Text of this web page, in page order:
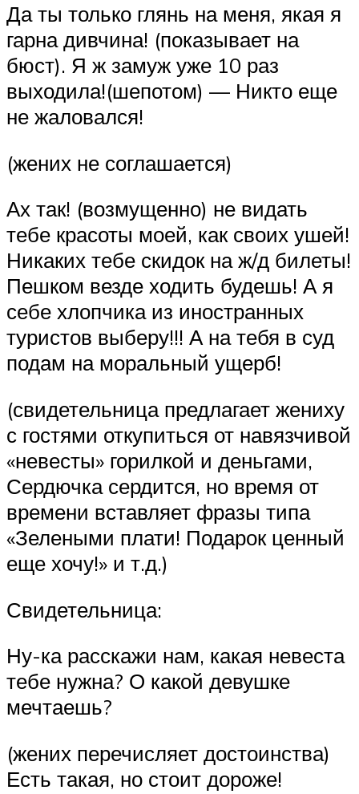
Да ты только глянь на меня, якая я
гарна дивчина! (показывает на
бюст). Я ж замуж уже 10 раз
выходила!(шепотом) — Никто еще
не жаловался!
(жених не соглашается)
Ах так! (возмущенно) не видать
тебе красоты моей, как своих ушей!
Никаких тебе скидок на ж/д билеты!
Пешком везде ходить будешь! А я
себе хлопчика из иностранных
туристов выберу!!! А на тебя в суд
подам на моральный ущерб!
(свидетельница предлагает жениху
с гостями откупиться от навязчивой
«невесты» горилкой и деньгами,
Сердючка сердится, но время от
времени вставляет фразы типа
«Зелеными плати! Подарок ценный
еще хочу!» и т.д.)
Свидетельница:
Ну-ка расскажи нам, какая невеста
тебе нужна? О какой девушке
мечтаешь?
(жених перечисляет достоинства)
Есть такая, но стоит дороже!